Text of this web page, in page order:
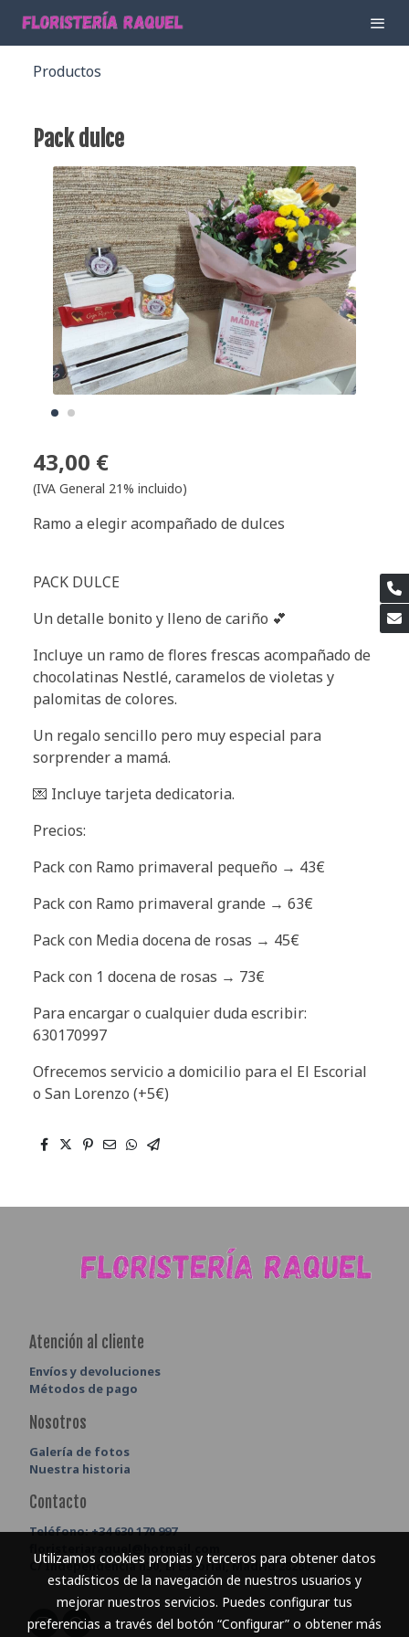
Productos
Pack dulce
43,00 €
(IVA General 21% incluido)
Ramo a elegir acompañado de dulces
PACK DULCE
Un detalle bonito y lleno de cariño 💕
Incluye un ramo de flores frescas acompañado de
chocolatinas Nestlé, caramelos de violetas y
palomitas de colores.
Un regalo sencillo pero muy especial para
sorprender a mamá.
💌 Incluye tarjeta dedicatoria.
Precios:
Pack con Ramo primaveral pequeño → 43€
Pack con Ramo primaveral grande → 63€
Pack con Media docena de rosas → 45€
Pack con 1 docena de rosas → 73€
Para encargar o cualquier duda escribir:
630170997
Ofrecemos servicio a domicilio para el El Escorial
o San Lorenzo (+5€)
Atención al cliente
Envíos y devoluciones
Métodos de pago
Nosotros
Galería de fotos
Nuestra historia
Contacto
Teléfono:+34 630 170 997
C/ Independencia n30, El Escorial, Madrid 28280
Utilizamos cookies propias y terceros para obtener datos
estadísticos de la navegación de nuestros usuarios y
mejorar nuestros servicios. Puedes configurar tus
preferencias a través del botón “Configurar” o obtener más